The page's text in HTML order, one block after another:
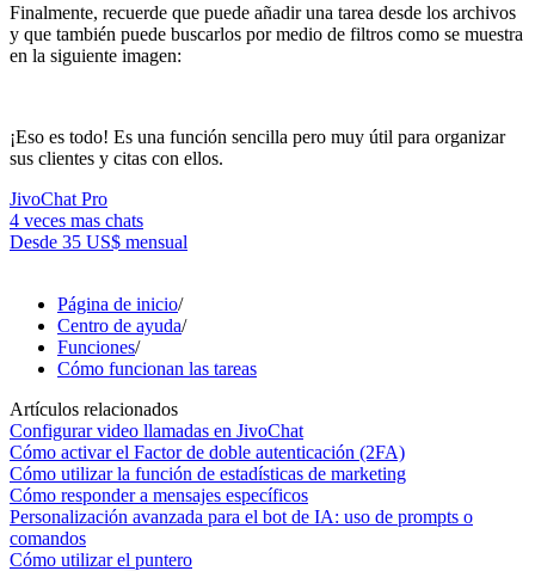
Finalmente, recuerde que puede añadir una tarea desde los archivos
y que también puede buscarlos por medio de filtros como se muestra
en la siguiente imagen:
¡Eso es todo! Es una función sencilla pero muy útil para organizar
sus clientes y citas con ellos.
JivoChat Pro
4 veces mas chats
Desde 35 US$ mensual
Página de inicio/
Centro de ayuda/
Funciones/
Cómo funcionan las tareas
Artículos relacionados
Configurar video llamadas en JivoChat
Cómo activar el Factor de doble autenticación (2FA)
Cómo utilizar la función de estadísticas de marketing
Cómo responder a mensajes específicos
Personalización avanzada para el bot de IA: uso de prompts o
comandos
Cómo utilizar el puntero